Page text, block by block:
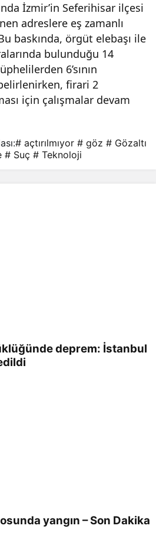
İzmir’in Seferihisar ilçesi
adreslere eş zamanlı
baskında, örgüt elebaşı ile
bulunduğu 14
6’sının
firari 2
için çalışmalar devam
# açtırılmıyor # göz # Gözaltı
# Suç # Teknoloji
deprem: İstanbul
yangın – Son Dakika